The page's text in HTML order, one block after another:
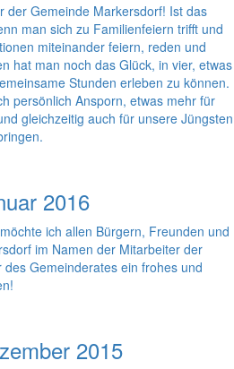
der Gemeinde Markersdorf! Ist das
man sich zu Familienfeiern trifft und
miteinander feiern, reden und
hat man noch das Glück, in vier, etwas
Stunden erleben zu können.
persönlich Ansporn, etwas mehr für
gleichzeitig auch für unsere Jüngsten
2016
ich allen Bürgern, Freunden und
im Namen der Mitarbeiter der
Gemeinderates ein frohes und
2015